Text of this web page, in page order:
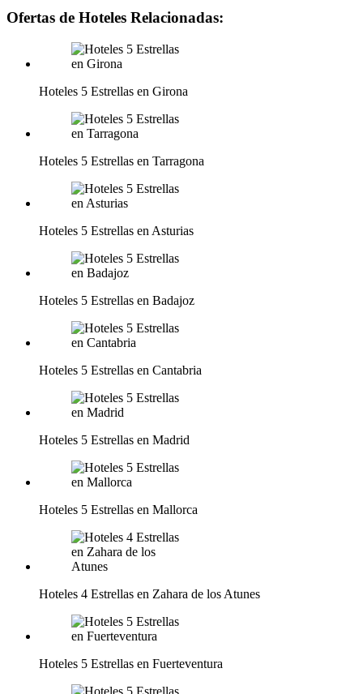
Ofertas de Hoteles Relacionadas:
Hoteles 5 Estrellas en Girona
Hoteles 5 Estrellas en Tarragona
Hoteles 5 Estrellas en Asturias
Hoteles 5 Estrellas en Badajoz
Hoteles 5 Estrellas en Cantabria
Hoteles 5 Estrellas en Madrid
Hoteles 5 Estrellas en Mallorca
Hoteles 4 Estrellas en Zahara de los Atunes
Hoteles 5 Estrellas en Fuerteventura